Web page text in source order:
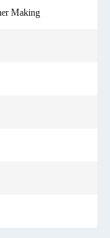
Making